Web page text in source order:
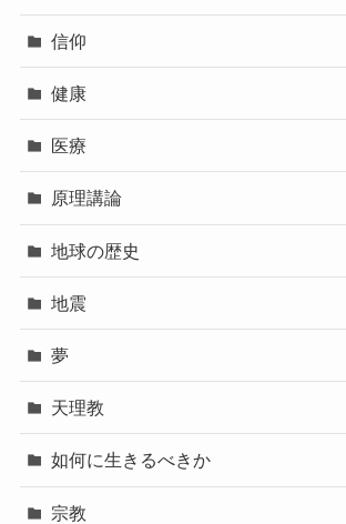
信仰
健康
医療
原理講論
地球の歴史
地震
夢
天理教
如何に生きるべきか
宗教